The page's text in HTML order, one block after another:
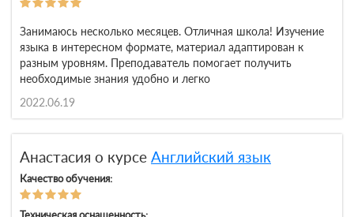
Занимаюсь несколько месяцев. Отличная школа! Изучение
языка в интересном формате, материал адаптирован к
разным уровням. Преподаватель помогает получить
необходимые знания удобно и легко
2022.06.19
Анастасия о курсе Английский язык
Качество обучения: